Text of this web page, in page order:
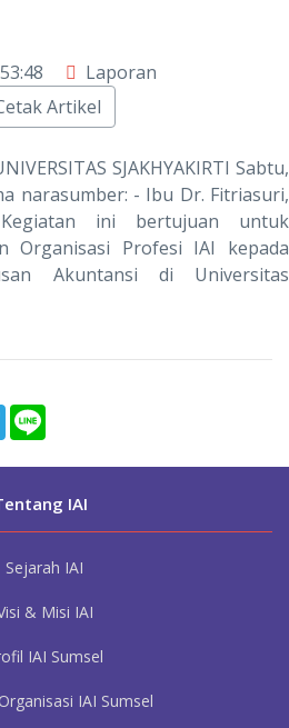
Laporan
Artikel
SJAKHYAKIRTI Sabtu,
narasumber: - Ibu Dr. Fitriasuri,
ini bertujuan untuk
Organisasi Profesi IAI kepada
Akuntansi di Universitas
Telegram
IAI
Sejarah IAI
& Misi IAI
IAI Sumsel
IAI Sumsel